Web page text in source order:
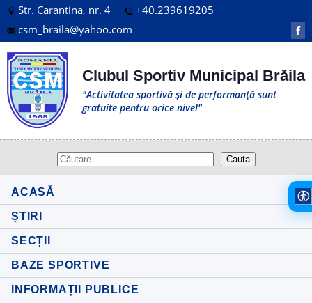
Str. Carantina, nr. 4
+40.239619205
csm_braila@yahoo.com
f
Clubul Sportiv Municipal Brăila
"Activitatea sportivă și de performanță sunt
gratuite pentru orice nivel"
ACASĂ
ȘTIRI
SECȚII
BAZE SPORTIVE
INFORMAȚII PUBLICE